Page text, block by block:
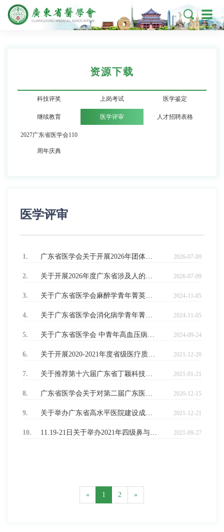

资源下载
科技评奖 上岗考试 医学鉴定
继续教育 医学评审 人才招聘表格
2027广东省医学会110
周年庆典
医学评审
2026-07-09
1. 广东省医学会关于开展2026年团体标准制修订项目征集工作的通知
2026-07-09
2. 关于开展2026年度广东省涉及人的生命科学和医学研究区域伦理审查工作的通知
2024-11-05
3. 关于广东省医学会麻醉学青年菁英获奖名单的公示
2024-11-05
4. 关于广东省医学会消化病学青年菁英获奖名单的公示
2024-09-24
5. 关于广东省医学会 中青年高血压病学菁英获奖名单的公示
2021-12-20
6. 关于开展2020-2021年度省级医疗质量控制中心考核工作的通知
2021-01-21
7. 关于推荐第十六届广东省丁颖科技奖候选人的通知
2020-12-15
8. 广东省医学会关于对第二届广东医学科技奖拟授奖项目的公示
2021-12-21
9. 关于举办广东省高水平医院建设成效研讨会的通知
2021-09-27
10. 11.19-21日关于举办2021年四级鼻与咽喉内镜 两项诊疗技术培训会的通知
« 1 2 »